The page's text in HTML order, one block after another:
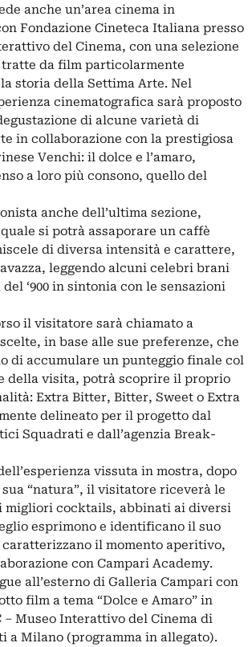
anche un’area cinema in
Fondazione Cineteca Italiana presso
del Cinema, con una selezione
da film particolarmente
storia della Settima Arte. Nel
cinematografica sarà proposto
di alcune varietà di
in collaborazione con la prestigiosa
Venchi: il dolce e l’amaro,
a loro più consono, quello del
anche dell’ultima sezione,
si potrà assaporare un caffè
di diversa intensità e carattere,
leggendo alcuni celebri brani
‘900 in sintonia con le sensazioni
il visitatore sarà chiamato a
in base alle sue preferenze, che
di accumulare un punteggio finale col
della visita, potrà scoprire il proprio
Extra Bitter, Bitter, Sweet o Extra
delineato per il progetto dal
Squadrati e dall’agenzia Break-
vissuta in mostra, dopo
“natura”, il visitatore riceverà le
migliori cocktails, abbinati ai diversi
esprimono e identificano il suo
caratterizzano il momento aperitivo,
con Campari Academy.
all’esterno di Galleria Campari con
film a tema “Dolce e Amaro” in
– Museo Interattivo del Cinema di
a Milano (programma in allegato).